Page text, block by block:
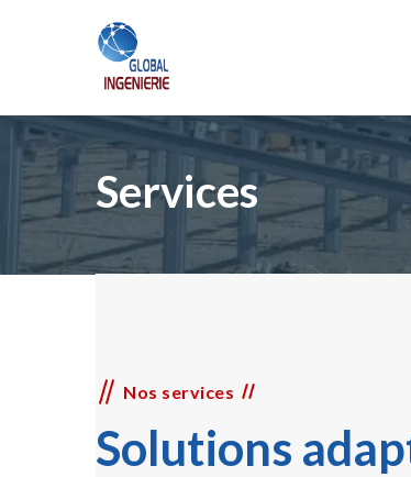
Services
Nos services
Solutions